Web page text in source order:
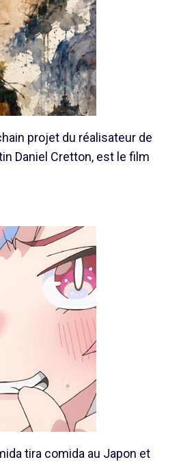
projet du réalisateur de
Daniel Cretton, est le film
tira comida au Japon et